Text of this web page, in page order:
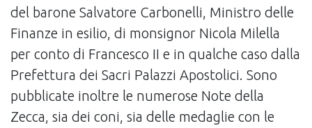
del barone Salvatore Carbonelli, Ministro delle
Finanze in esilio, di monsignor Nicola Milella
per conto di Francesco II e in qualche caso dalla
Prefettura dei Sacri Palazzi Apostolici. Sono
pubblicate inoltre le numerose Note della
Zecca, sia dei coni, sia delle medaglie con le